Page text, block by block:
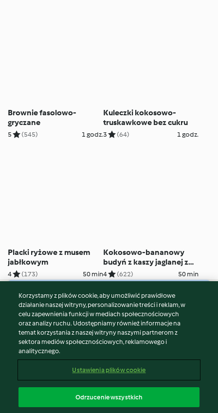
Brownie fasolowo-
gryczane
5 (545) 1 godz.
Kuleczki kokosowo-
truskawkowe bez cukru
3 (64) 1 godz.
Placki ryżowe z musem
jabłkowym
4 (173) 50 min
Kokosowo-bananowy
budyń z kaszy jaglanej z
sosem malinowym
4 (622) 50 min
© Copyright 2026
Warunki korzystania
Polityka prywatności
Disclaimer
Znak wydawcy
Zgłoś treść
Oświadczenie o dostępności
Korzystamy z plików cookie, aby umożliwić prawidłowe
działanie naszej witryny, personalizowanie treści i reklam, w
celu zapewnienia funkcji w mediach społecznościowych
oraz analizy ruchu. Udostępniamy również informacje na
temat korzystania z naszej witryny naszymi partnerom z
sektora mediów społecznościowych, reklamowego i
analitycznego.
Ustawienia plików cookie
Odrzucenie wszystkich